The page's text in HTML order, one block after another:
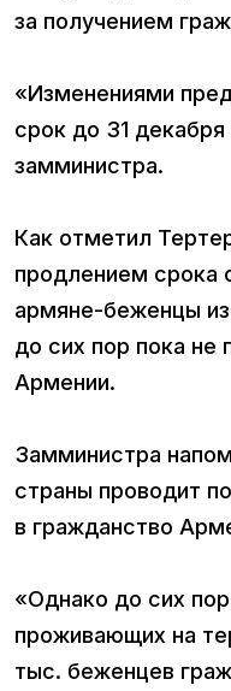
за получением
«Изменениями
срок до 31 декабря
замминистра.
Как отметил
продлением срока
армяне-беженцы
до сих пор пока не
Армении.
Замминистра
страны проводит
в гражданство
«Однако до сих
проживающих на
тыс. беженцев